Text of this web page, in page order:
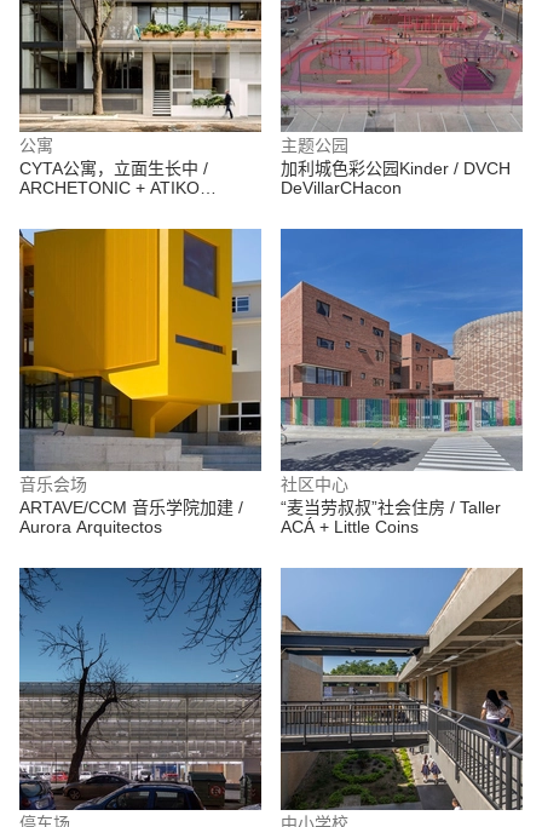
公寓
CYTA公寓，立面生长中 /
ARCHETONIC + ATIKO
主题公园
加利城色彩公园Kinder / DVCH
DeVillarCHacon
音乐会场
ARTAVE/CCM 音乐学院加建 /
Aurora Arquitectos
社区中心
“麦当劳叔叔”社会住房 / Taller
ACÁ + Little Coins